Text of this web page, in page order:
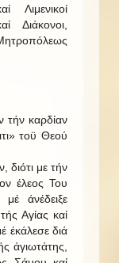
Λιμενικοί
Διάκονοι,
τήν καρδίαν
τοϋ Θεού
διότι με τήν
έλεος Του
άνέδειξε
Αγίας καί
έκάλεσε διά
άγιωτάτης,